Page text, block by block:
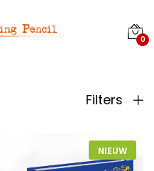
0
Filters
NIEUW